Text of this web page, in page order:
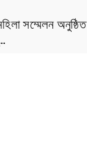
সম্মেলন অনুষ্ঠিত